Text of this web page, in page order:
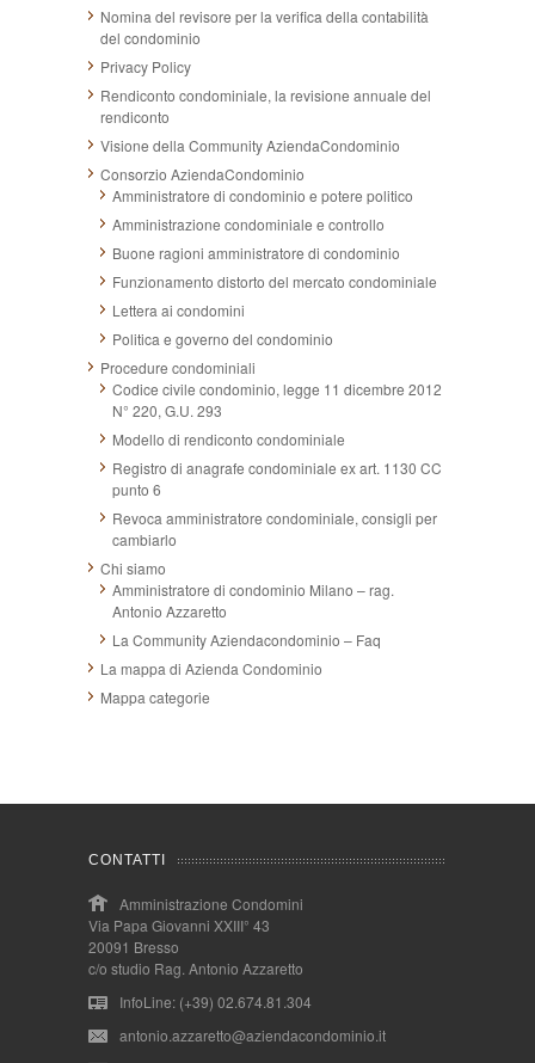
Nomina del revisore per la verifica della contabilità
del condominio
Privacy Policy
Rendiconto condominiale, la revisione annuale del
rendiconto
Visione della Community AziendaCondominio
Consorzio AziendaCondominio
Amministratore di condominio e potere politico
Amministrazione condominiale e controllo
Buone ragioni amministratore di condominio
Funzionamento distorto del mercato condominiale
Lettera ai condomini
Politica e governo del condominio
Procedure condominiali
Codice civile condominio, legge 11 dicembre 2012
N° 220, G.U. 293
Modello di rendiconto condominiale
Registro di anagrafe condominiale ex art. 1130 CC
punto 6
Revoca amministratore condominiale, consigli per
cambiarlo
Chi siamo
Amministratore di condominio Milano – rag.
Antonio Azzaretto
La Community Aziendacondominio – Faq
La mappa di Azienda Condominio
Mappa categorie
CONTATTI
Amministrazione Condomini
Via Papa Giovanni XXIII° 43
20091 Bresso
c/o studio Rag. Antonio Azzaretto
InfoLine: (+39) 02.674.81.304
antonio.azzaretto@aziendacondominio.it